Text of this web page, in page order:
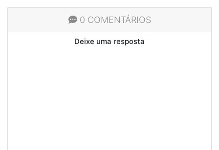
0 COMENTÁRIOS
Deixe uma resposta